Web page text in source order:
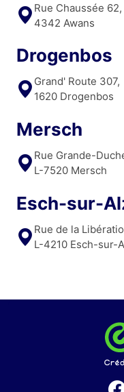
Rue Chaussée 62,
4342 Awans
Drogenbos
Grand' Route 307,
1620 Drogenbos
Mersch
Rue Grande-
L-7520 Mersch
Esch-sur-
Rue de la
L-4210 Esch-sur-